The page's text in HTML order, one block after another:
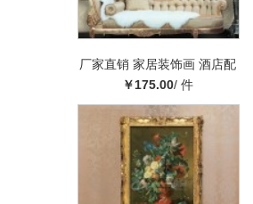
厂家直销 家居装饰画 酒店配
画 油画装饰画厂家 大堂客厅
壁画
￥175.00/ 件